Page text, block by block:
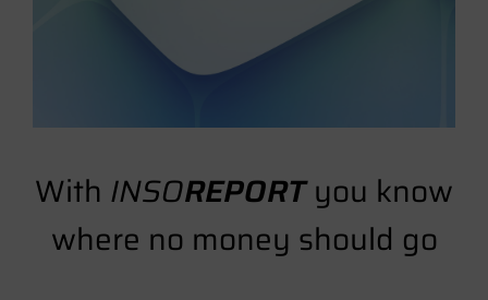
With INSOREPORTyou know
where no money should go